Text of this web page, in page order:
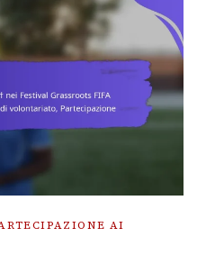
AI